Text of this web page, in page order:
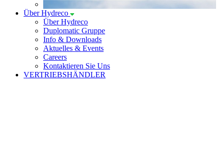
Über Hydreco
Über Hydreco
Duplomatic Gruppe
Info & Downloads
Aktuelles & Events
Careers
Kontaktieren Sie Uns
VERTRIEBSHÄNDLER